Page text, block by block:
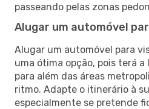
passeando pelas zonas
Alugar um automóvel
Alugar um automóvel para
uma ótima opção, pois terá
para além das áreas
ritmo. Adapte o itinerário à
especialmente se pretende